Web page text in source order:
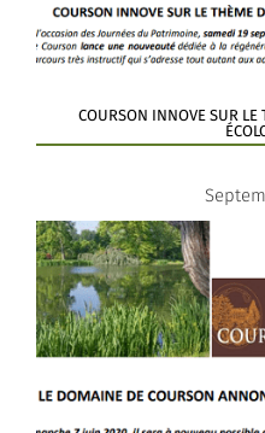
COURSON INNOVE SUR LE